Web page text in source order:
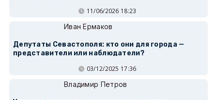
11/06/2026 18:23
Иван Ермаков
Депутаты Севастополя: кто они для города —
представители или наблюдатели?
03/12/2025 17:36
Владимир Петров